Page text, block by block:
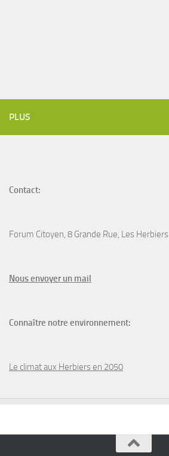
PLUS
Contact:
Forum Citoyen, 8 Grande Rue, Les Herbiers
Nous envoyer un mail
Connaître notre environnement:
Le climat aux Herbiers en 2050